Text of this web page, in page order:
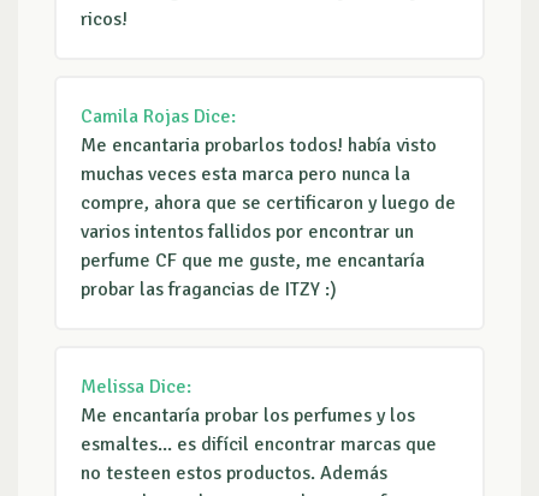
ricos!
Camila Rojas Dice:
Me encantaria probarlos todos! había visto
muchas veces esta marca pero nunca la
compre, ahora que se certificaron y luego de
varios intentos fallidos por encontrar un
perfume CF que me guste, me encantaría
probar las fragancias de ITZY :)
Melissa Dice:
Me encantaría probar los perfumes y los
esmaltes... es difícil encontrar marcas que
no testeen estos productos. Además